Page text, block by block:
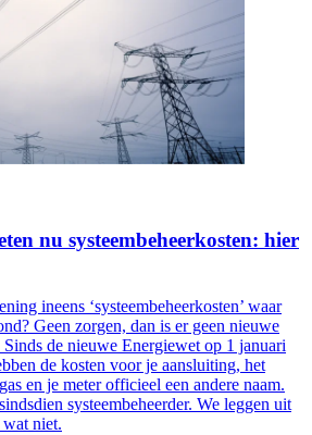
nu systeembeheerkosten: hier
ineens ‘systeembeheerkosten’ waar
Geen zorgen, dan is er geen nieuwe
de nieuwe Energiewet op 1 januari
de kosten voor je aansluiting, het
en je meter officieel een andere naam.
systeembeheerder. We leggen uit
niet.